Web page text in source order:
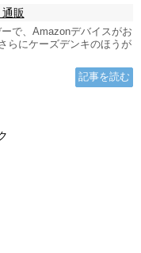
販
で、Amazonデバイスがお
らにケーズデンキのほうが
記事を読む